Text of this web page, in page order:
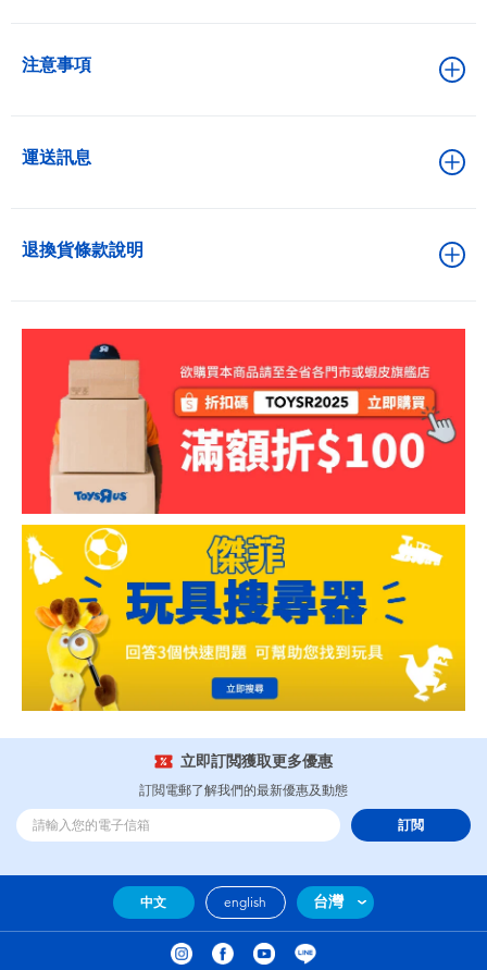
注意事項
運送訊息
退換貨條款說明
立即訂閲獲取更多優惠
訂閲電郵了解我們的最新優惠及動態
訂閲
中文 english 台灣